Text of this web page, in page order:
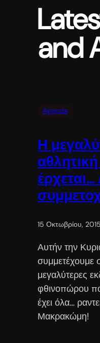
and
Agenda
Η
15 Οκτωβρίου, 2015
Αυτήν την
συμμετέχουμε
μεγαλύτερες
φθινοπώρου
έχει όλα…
Μακρακώμη!